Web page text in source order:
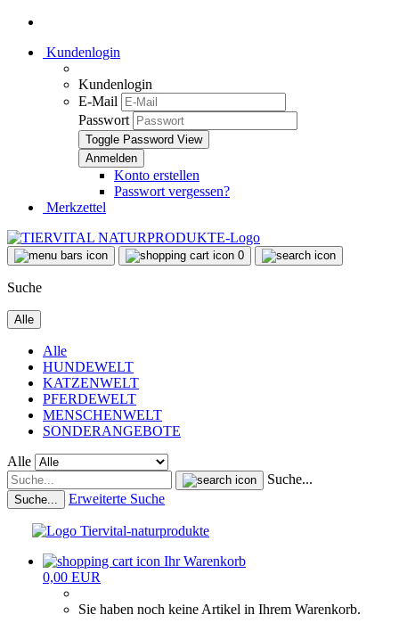
Kundenlogin
Kundenlogin
E-Mail
Passwort
Toggle Password View
Konto erstellen
Passwort vergessen?
Merkzettel
0
Suche
Alle
Alle
HUNDEWELT
KATZENWELT
PFERDEWELT
MENSCHENWELT
SONDERANGEBOTE
Alle
Suche...
Suche... Erweiterte Suche
Ihr Warenkorb
0,00 EUR
Sie haben noch keine Artikel in Ihrem Warenkorb.